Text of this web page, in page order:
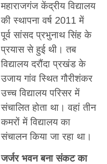
महाराजगंज केंद्रीय विद्यालय
की स्थापना वर्ष 2011 में
पूर्व सांसद प्रभुनाथ सिंह के
प्रयास से हुई थी। तब
विद्यालय दरौंदा प्रखंड के
उजाय गांव स्थित गौरीशंकर
उच्च विद्यालय परिसर में
संचालित होता था। वहां तीन
कमरों में विद्यालय का
संचालन किया जा रहा था।
जर्जर भवन बना संकट का